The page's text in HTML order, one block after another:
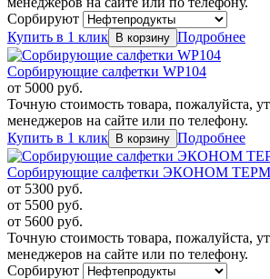
Сорбируют
Купить в 1 клик
Подробнее
Сорбирующие салфетки WP104
от 5000 руб.
Точную стоимость товара, пожалуйста,
менеджеров на сайте или по телефону.
Купить в 1 клик
Подробнее
Сорбирующие салфетки ЭКОНОМ
от 5300 руб.
от 5500 руб.
от 5600 руб.
Точную стоимость товара, пожалуйста,
менеджеров на сайте или по телефону.
Сорбируют